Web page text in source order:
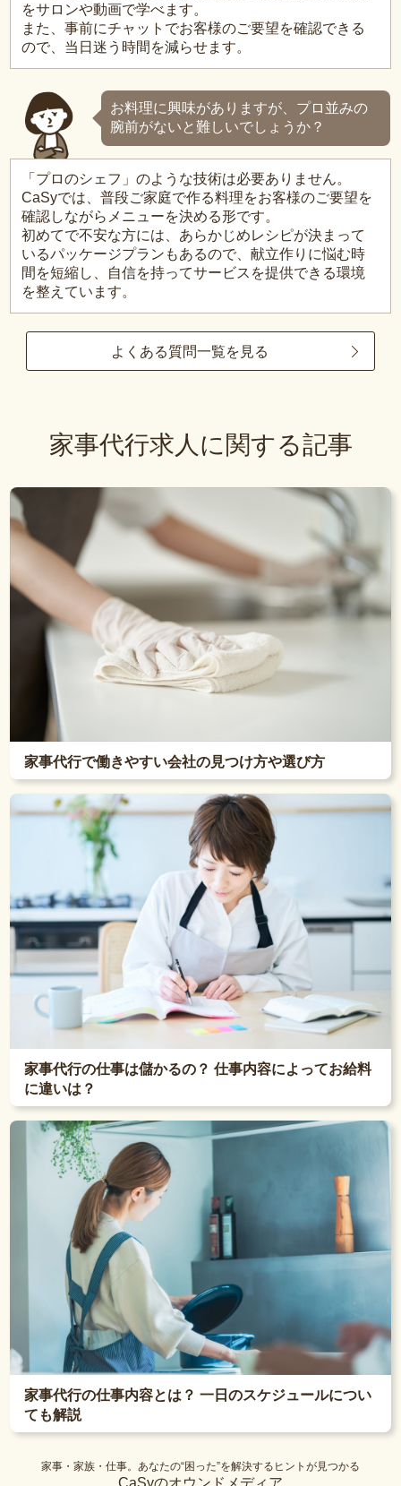
をサロンや動画で学べます。
また、事前にチャットでお客様のご要望を確認できる
ので、当日迷う時間を減らせます。
お料理に興味がありますが、プロ並みの
腕前がないと難しいでしょうか？
「プロのシェフ」のような技術は必要ありません。
CaSyでは、普段ご家庭で作る料理をお客様のご要望を
確認しながらメニューを決める形です。
初めてで不安な方には、あらかじめレシピが決まって
いるパッケージプランもあるので、献立作りに悩む時
間を短縮し、自信を持ってサービスを提供できる環境
を整えています。
よくある質問一覧を見る
家事代行求人に関する記事
家事代行で働きやすい会社の見つけ方や選び方
家事代行の仕事は儲かるの？ 仕事内容によってお給料
に違いは？
家事代行の仕事内容とは？ 一日のスケジュールについ
ても解説
家事・家族・仕事。あなたの“困った”を解決するヒントが見つかる
CaSyのオウンドメディア